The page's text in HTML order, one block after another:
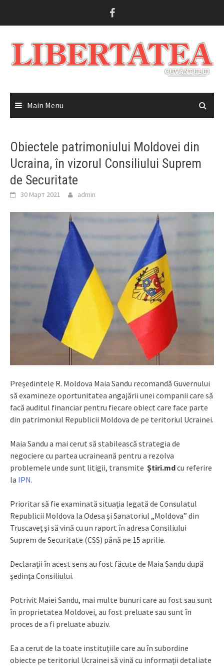
Main Menu
Obiectele patrimoniului Moldovei din
Ucraina, în vizorul Consiliului Suprem
de Securitate
30 Март 2021 admin
Președintele R. Moldova Maia Sandu recomandă Guvernului
să examineze oportunitatea angajării unei companii care să
facă auditul financiar pentru fiecare obiect care face parte
din patrimoniul Republicii Moldova de pe teritoriul Ucrainei.
Maia Sandu a mai cerut să stabilească strategia de
negociere cu partea ucraineană pentru a rezolva
problemele unde sunt litigii, transmite Știri.mdcu referire
la IPN.
Prioritar să fie examinată situația legată de Consulatul
Republicii Moldova la Odesa și Sanatoriul „Moldova” din
Truscaveț și să vină cu un raport în adresa Consiliului
Suprem de Securitate (CSS) până pe 15 aprilie.
Declarații în acest sens au fost făcute de Maia Sandu după
ședința Consiliului.
Potrivit Maiei Sandu, mai multe bunuri care au fost sau sunt
în proprietatea Moldovei, au fost preluate sau sunt în
proces de a fi preluate abuziv.
Ea a cerut de la toate instituțiile care au în subordine
obiecte pe teritoriul Ucrainei să vină cu informații detaliate